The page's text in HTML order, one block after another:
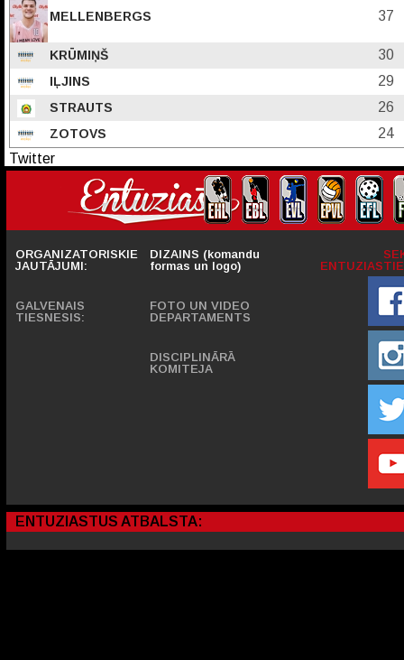
MELLENBERGS 37
KRŪMIŅŠ 30
IĻJINS 29
STRAUTS 26
ZOTOVS
24
Twitter
ORGANIZATORISKIE
JAUTĀJUMI:
GALVENAIS
TIESNESIS:
DIZAINS (komandu
formas un logo)
FOTO UN VIDEO
DEPARTAMENTS
DISCIPLINĀRĀ
KOMITEJA
ENTUZIASTUS ATBALSTA: